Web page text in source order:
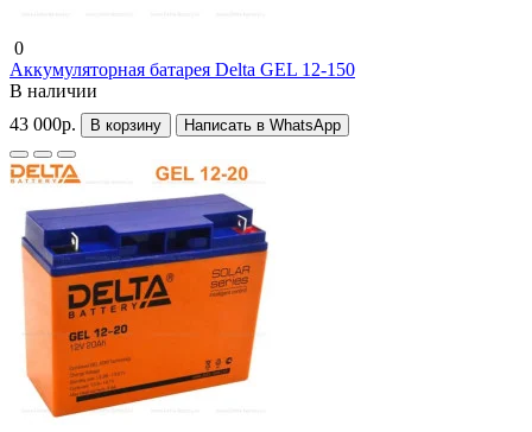
0
Аккумуляторная батарея Delta GEL 12-150
В наличии
43 000р.
В корзину Написать в WhatsApp